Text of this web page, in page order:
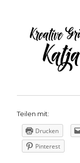
Teilen mit:
Drucken
Pinterest